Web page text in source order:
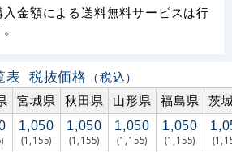
金額による送料無料サービスは行
表 税抜価格 （税込）
宮城県 秋田県 山形県 福島県 茨
1,050
(1,155)
1,050
(1,155)
1,050
(1,155)
1,050
(1,155)